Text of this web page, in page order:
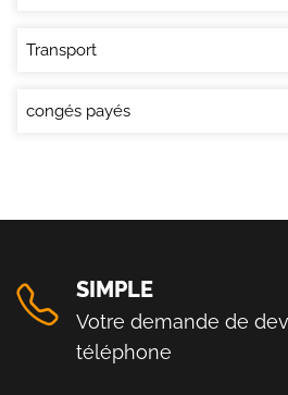
Transport
congés payés
SIMPLE
Votre demande de
téléphone